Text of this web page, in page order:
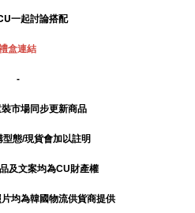
一起討論搭配
盒連結
-
市場同步更新商品
態/現貨會加以註明
及文案均為CU財產權
均為韓國物流供貨商提供